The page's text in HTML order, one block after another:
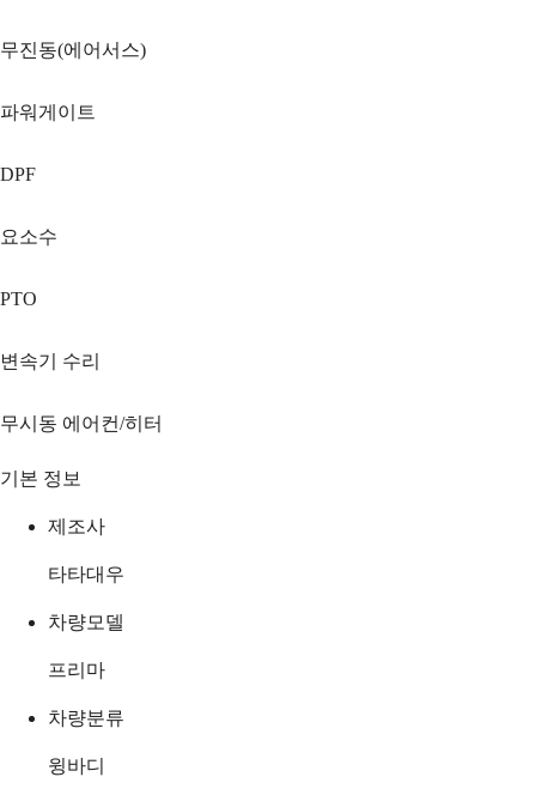
무진동(에어서스)
파워게이트
DPF
요소수
PTO
변속기 수리
무시동 에어컨/히터
기본 정보
제조사
타타대우
차량모델
프리마
차량분류
윙바디